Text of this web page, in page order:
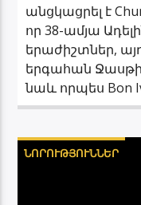
անցկացրել է
որ 38-ամյա
երաժիշտներ,
երգահան
նաև որպես Bon
ՆՈՐՈՒԹՅՈՒՆՆԵՐ